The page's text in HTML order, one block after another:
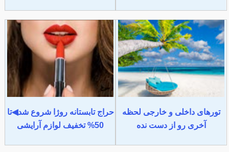
تورهای داخلی و خارجی لحظه
آخری رو از دست نده
حراج تابستانه روژا شروع شد◀تا
50% تخفیف لوازم آرایشی